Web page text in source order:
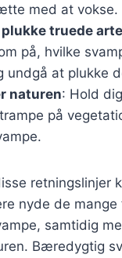
med at vokse.
plukke truede
på, hvilke
undgå at plukke
naturen: Hold
på
retningslinjer
nyde de
samtidig
Bæredygtig